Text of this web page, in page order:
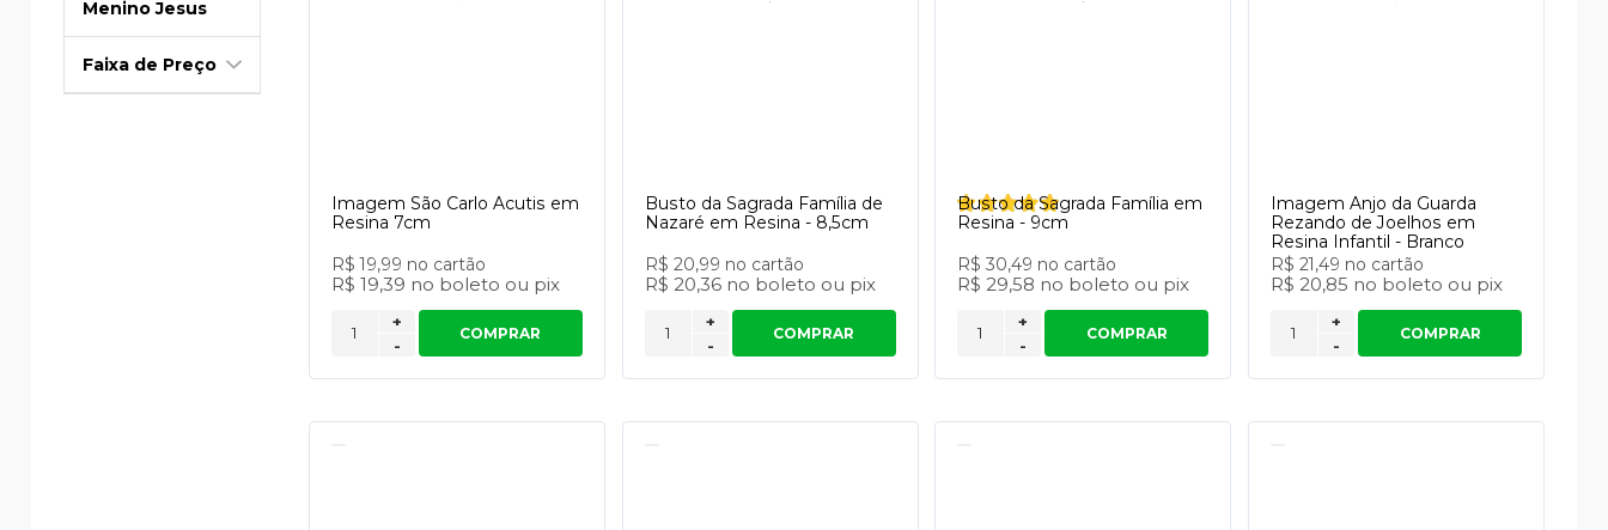
Menino Jesus
Faixa de Preço
Imagem São Carlo Acutis em
Resina 7cm
R$ 19,99 no cartão
R$ 19,39 no boleto ou pix
-
+
COMPRAR
Busto da Sagrada Família de
Nazaré em Resina - 8,5cm
R$ 20,99 no cartão
R$ 20,36 no boleto ou pix
-
+
COMPRAR
Busto da Sagrada Família em
Resina - 9cm
R$ 30,49 no cartão
R$ 29,58 no boleto ou pix
-
+
COMPRAR
Imagem Anjo da Guarda
Rezando de Joelhos em
Resina Infantil - Branco
R$ 21,49 no cartão
R$ 20,85 no boleto ou pix
-
+
COMPRAR